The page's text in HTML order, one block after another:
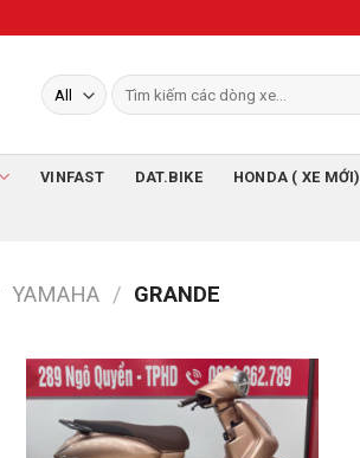
VINFAST DAT.BIKE HONDA ( XE MỚI)
YAMAHA / GRANDE
Add to
Wishlist